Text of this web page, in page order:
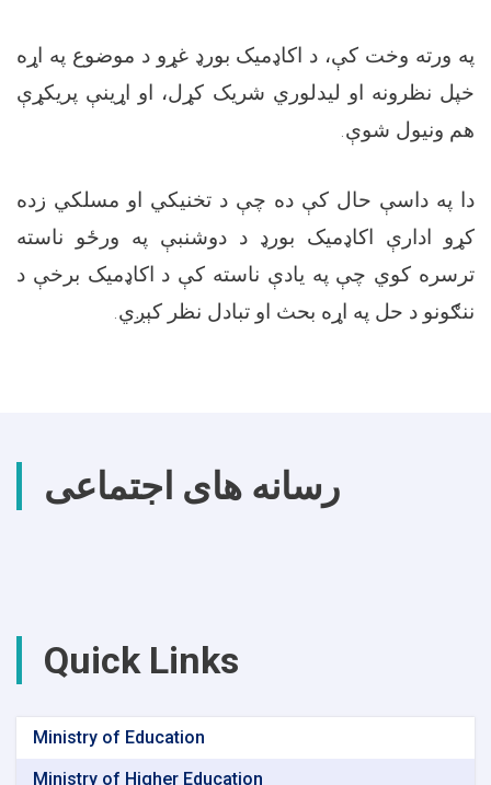
په ورته وخت کې، د اکاډمیک بورډ غړو د موضوع په اړه
خپل نظرونه او لیدلوري شریک کړل، او اړینې پریکړې
هم ونیول شوې.
دا په داسې حال کې ده چې د تخنیکي او مسلکي زده
کړو ادارې اکاډمیک بورډ د دوشنبې په ورځو ناسته
ترسره کوي چې په یادې ناسته کې د اکاډمیک برخې د
ننګونو د حل په اړه بحث او تبادل نظر کېږي.
رسانه های اجتماعی
Quick Links
Ministry of Education
Ministry of Higher Education